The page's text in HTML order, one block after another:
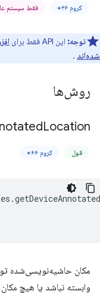
کروم ۴۶+ فقط سیستم
توجه: این API فقط برای
شده‌اند .
روش‌ها
Location(
قول کروم ۶۶+
.
مکان حاشیه‌نویسی‌شده
وابسته نباشد یا هیچ